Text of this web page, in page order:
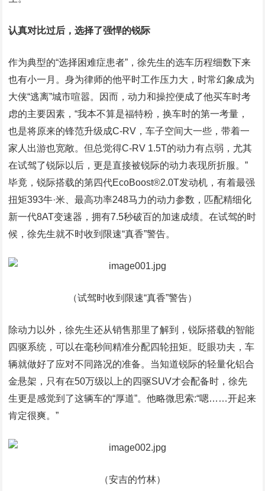
认真对比过后，选择了强悍的锐际
作为典型的“选择困难症患者”，徐先生的选车历程细数下来
也有小一月。身为律师的他平时工作压力大，时常幻象成为
大侠“逃离”城市喧嚣。因而，动力和操控便成了他买车时考
虑的主要因素，“我本不算是福特粉，换车时的第一考量，
也是将原来的锋范升级成C-RV，车子空间大一些，带着一
家人出游也宽敞。但总觉得C-RV 1.5T的动力有点弱，尤其
在试驾了锐际以后，更是直接被锐际的动力表现所折服。”
毕竟，锐际搭载的第四代EcoBoost®2.0T发动机，有着最强
扭矩393牛·米、最高功率248马力的动力参数，匹配精细化
新一代8AT变速器，拥有7.5秒破百的加速成绩。在试驾的时
候，徐先生就不时收到限速“真香”警告。
（试驾时收到限速“真香”警告）
除动力以外，徐先生还从销售那里了解到，锐际搭载的智能
四驱系统，可以在毫秒间精准分配四轮扭矩。眨眼功夫，车
辆就做好了应对不同路况的准备。当知道锐际的轻量化铝合
金悬架，只有在50万级以上的四驱SUV才会配备时，徐先
生更是感觉到了这辆车的“厚道”。他略微思索:“嗯……开起来
肯定很爽。”
（安吉的竹林）